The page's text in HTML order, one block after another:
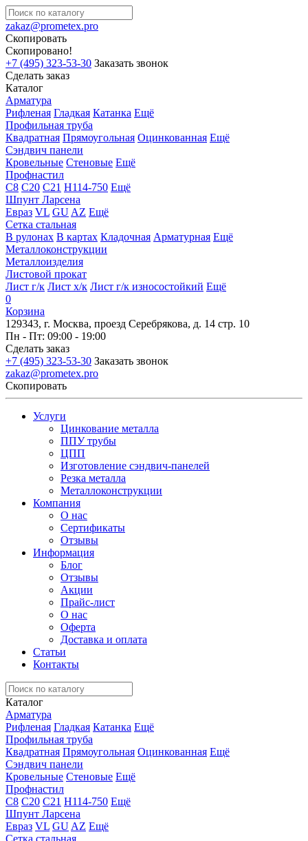
zakaz@prometex.pro
Скопировать
Скопировано!
+7 (495) 323-53-30 Заказать звонок
Сделать заказ
Каталог
Арматура
Рифленая Гладкая Катанка Ещё
Профильная труба
Квадратная Прямоугольная Оцинкованная Ещё
Сэндвич панели
Кровельные Стеновые Ещё
Профнастил
С8 С20 С21 Н114-750 Ещё
Шпунт Ларсена
Евраз VL GU AZ Ещё
Сетка стальная
В рулонах В картах Кладочная Арматурная Ещё
Металлоконструкции
Металлоизделия
Листовой прокат
Лист г/к Лист х/к Лист г/к износостойкий Ещё
0
Корзина
129343, г. Москва, проезд Серебрякова, д. 14 стр. 10
Пн - Пт: 09:00 - 19:00
Сделать заказ
+7 (495) 323-53-30 Заказать звонок
zakaz@prometex.pro
Скопировать
Услуги
Цинкование металла
ППУ трубы
ЦПП
Изготовление сэндвич-панелей
Резка металла
Металлоконструкции
Компания
О нас
Сертификаты
Отзывы
Информация
Блог
Отзывы
Акции
Прайс-лист
О нас
Оферта
Доставка и оплата
Статьи
Контакты
Каталог
Арматура
Рифленая Гладкая Катанка Ещё
Профильная труба
Квадратная Прямоугольная Оцинкованная Ещё
Сэндвич панели
Кровельные Стеновые Ещё
Профнастил
С8 С20 С21 Н114-750 Ещё
Шпунт Ларсена
Евраз VL GU AZ Ещё
Сетка стальная